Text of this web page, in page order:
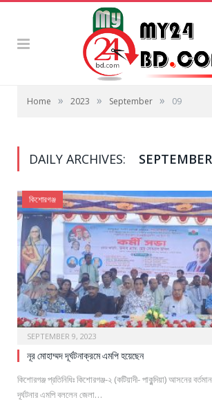
Home » 2023 » September » 09
DAILY ARCHIVES:
কিশোরগঞ্জ
SEPTEMBER 9, 2023
নূর মোহাম্মদ দূর্ঘটনাক্রমে এমপি হয়েছেন
কিশোরগঞ্জ প্রতিনিধিঃ কিশোরগঞ্জ-২ (কটিয়াদী- পাকুন্দিয়া) আসনের
দূর্ঘটনার এমপি বললেন জেলা…